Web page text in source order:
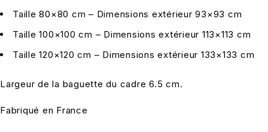
Taille 80×80 cm – Dimensions extérieur 93×93 cm
Taille 100×100 cm – Dimensions extérieur 113×113 cm
Taille 120×120 cm – Dimensions extérieur 133×133 cm
Largeur de la baguette du cadre 6.5 cm.
Fabriqué en France